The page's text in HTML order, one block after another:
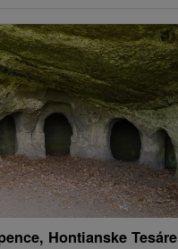
Hontianske Tesáre